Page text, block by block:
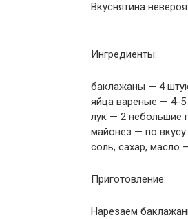
Вкуснятина
Ингредиенты:
баклажаны — 4
яйца вареные — 4-5
лук — 2 небольшие
майонез — по вкусу
соль, сахар, масло
Приготовление:
Нарезаем